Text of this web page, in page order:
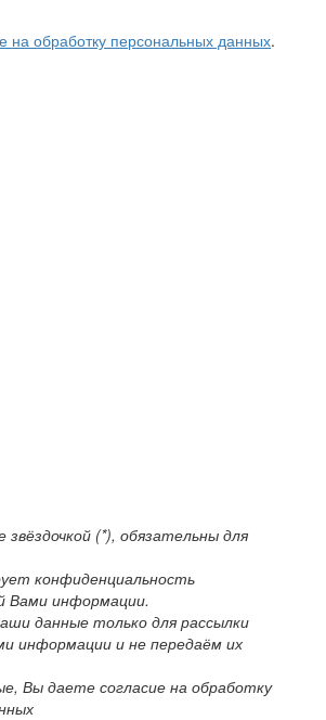
на обработку персональных данных.
звёздочкой (*), обязательны для
конфиденциальность
Вами информации.
данные только для рассылки
информации и не передаём их
Вы даете согласие на обработку